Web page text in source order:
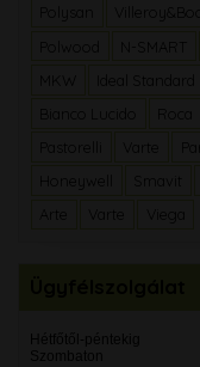
N-SMART
MKW
Ideal Standard
Bianco Lucido
Pastorelli
Varte
Honeywell
Smavit
Arte
Varte Viega
Hétfőtől-péntekig
Szombaton